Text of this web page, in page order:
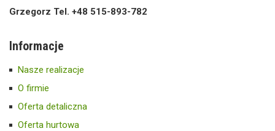
Grzegorz Tel. +48 515-893-782
Informacje
Nasze realizacje
O firmie
Oferta detaliczna
Oferta hurtowa